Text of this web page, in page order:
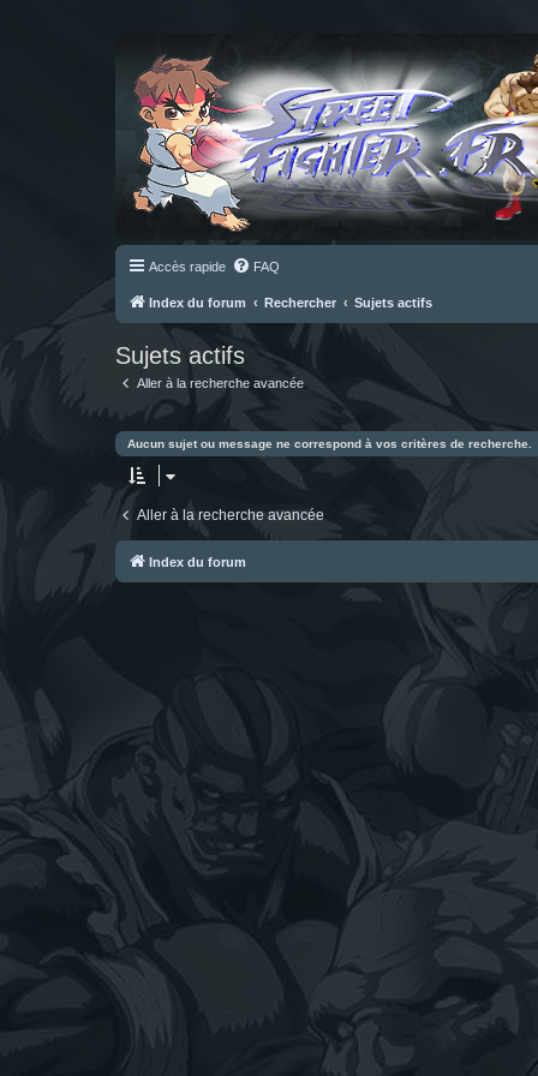
Accès rapide FAQ
Index du forum Rechercher Sujets actifs
Sujets actifs
Aller à la recherche avancée
Aucun sujet ou message ne correspond à vos critères de recherche.
Aller à la recherche avancée
Index du forum